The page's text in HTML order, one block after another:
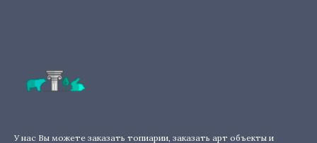
У нас Вы можете заказать топиарии, заказать арт объекты и